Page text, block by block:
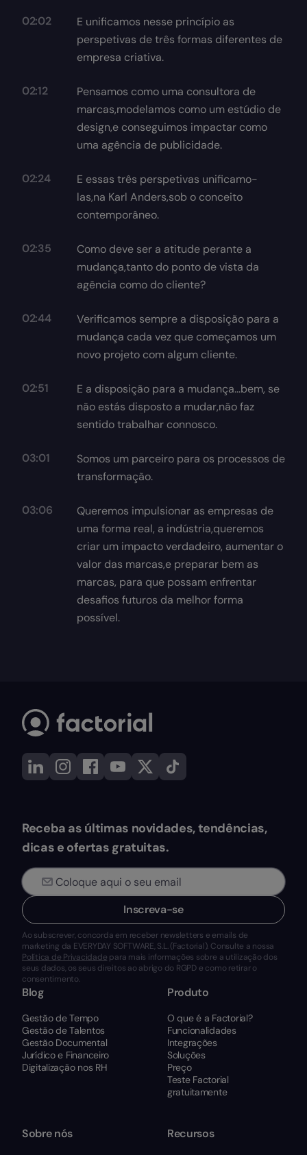
02:02
E unificamos nesse princípio as
perspetivas de três formas diferentes de
empresa criativa.
02:12
Pensamos como uma consultora de
marcas,modelamos como um estúdio de
design,e conseguimos impactar como
uma agência de publicidade.
02:24
E essas três perspetivas unificamo-
las,na Karl Anders,sob o conceito
contemporâneo.
02:35
Como deve ser a atitude perante a
mudança,tanto do ponto de vista da
agência como do cliente?
02:44
Verificamos sempre a disposição para a
mudança cada vez que começamos um
novo projeto com algum cliente.
02:51
E a disposição para a mudança...bem, se
não estás disposto a mudar,não faz
sentido trabalhar connosco.
03:01
Somos um parceiro para os processos de
transformação.
03:06
Queremos impulsionar as empresas de
uma forma real, a indústria,queremos
criar um impacto verdadeiro, aumentar o
valor das marcas,e preparar bem as
marcas, para que possam enfrentar
desafios futuros da melhor forma
possível.
Receba as últimas novidades, tendências,
dicas e ofertas gratuitas.
Inscreva-se
Ao subscrever, concorda em receber newsletters e emails de
marketing da EVERYDAY SOFTWARE, S.L. (Factorial). Consulte a nossa
Política de Privacidade para mais informações sobre a utilização dos
seus dados, os seus direitos ao abrigo do RGPD e como retirar o
consentimento.
Blog
Gestão de Tempo
Gestão de Talentos
Gestão Documental
Jurídico e Financeiro
Digitalização nos RH
Produto
O que é a Factorial?
Funcionalidades
Integrações
Soluções
Preço
Teste Factorial
gratuitamente
Sobre nós Recursos